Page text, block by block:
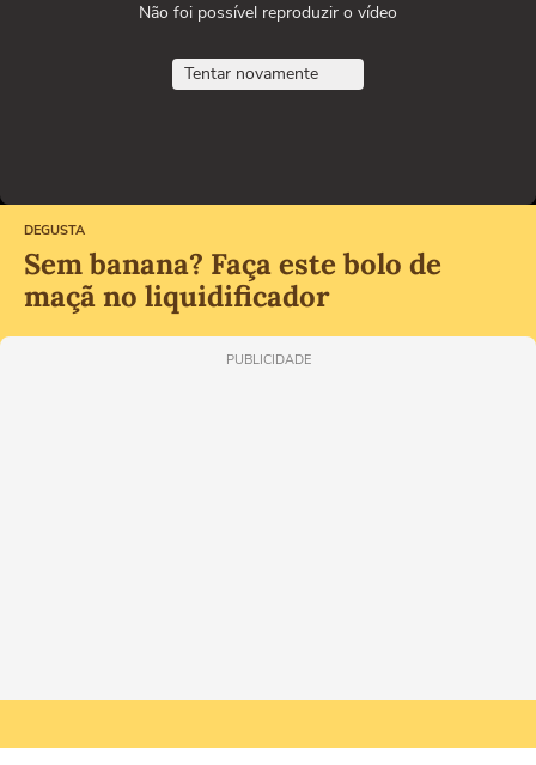
Não foi possível reproduzir o vídeo
Tentar novamente
DEGUSTA
Sem banana? Faça este bolo de
maçã no liquidificador
PUBLICIDADE